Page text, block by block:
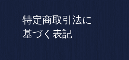
特定商取引法に
基づく表記